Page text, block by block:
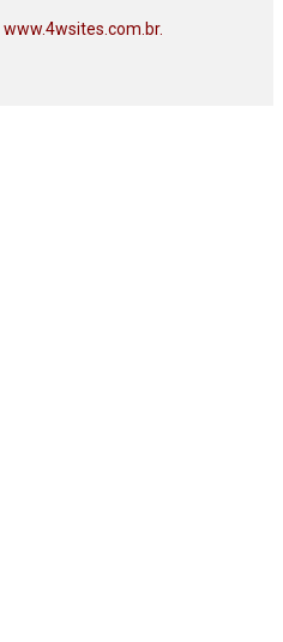
www.4wsites.com.br.